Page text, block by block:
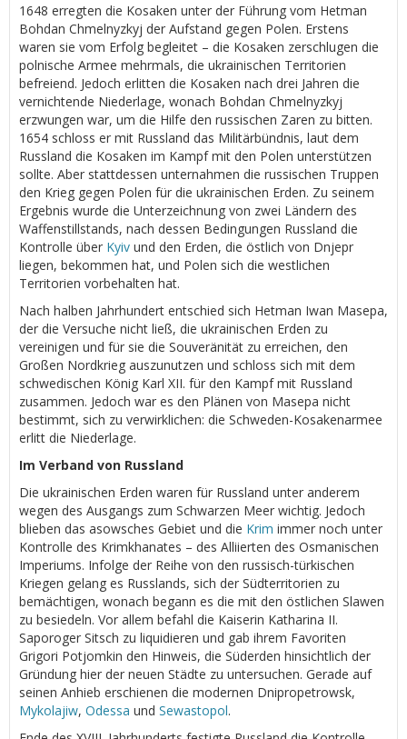
1648 erregten die Kosaken unter der Führung vom Hetman
Bohdan Chmelnyzkyj der Aufstand gegen Polen. Erstens
waren sie vom Erfolg begleitet – die Kosaken zerschlugen die
polnische Armee mehrmals, die ukrainischen Territorien
befreiend. Jedoch erlitten die Kosaken nach drei Jahren die
vernichtende Niederlage, wonach Bohdan Chmelnyzkyj
erzwungen war, um die Hilfe den russischen Zaren zu bitten.
1654 schloss er mit Russland das Militärbündnis, laut dem
Russland die Kosaken im Kampf mit den Polen unterstützen
sollte. Aber stattdessen unternahmen die russischen Truppen
den Krieg gegen Polen für die ukrainischen Erden. Zu seinem
Ergebnis wurde die Unterzeichnung von zwei Ländern des
Waffenstillstands, nach dessen Bedingungen Russland die
Kontrolle über Kyiv und den Erden, die östlich von Dnjepr
liegen, bekommen hat, und Polen sich die westlichen
Territorien vorbehalten hat.
Nach halben Jahrhundert entschied sich Hetman Iwan Masepa,
der die Versuche nicht ließ, die ukrainischen Erden zu
vereinigen und für sie die Souveränität zu erreichen, den
Großen Nordkrieg auszunutzen und schloss sich mit dem
schwedischen König Karl XII. für den Kampf mit Russland
zusammen. Jedoch war es den Plänen von Masepa nicht
bestimmt, sich zu verwirklichen: die Schweden-Kosakenarmee
erlitt die Niederlage.
Im Verband von Russland
Die ukrainischen Erden waren für Russland unter anderem
wegen des Ausgangs zum Schwarzen Meer wichtig. Jedoch
blieben das asowsches Gebiet und die Krim immer noch unter
Kontrolle des Krimkhanates – des Alliierten des Osmanischen
Imperiums. Infolge der Reihe von den russisch-türkischen
Kriegen gelang es Russlands, sich der Südterritorien zu
bemächtigen, wonach begann es die mit den östlichen Slawen
zu besiedeln. Vor allem befahl die Kaiserin Katharina II.
Saporoger Sitsch zu liquidieren und gab ihrem Favoriten
Grigori Potjomkin den Hinweis, die Süderden hinsichtlich der
Gründung hier der neuen Städte zu untersuchen. Gerade auf
seinen Anhieb erschienen die modernen Dnipropetrowsk,
Mykolajiw, Odessa und Sewastopol.